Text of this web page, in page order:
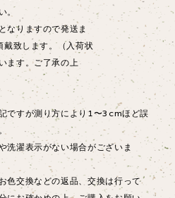
。
なりますので発送ま
致します。（入荷状
ます。ご了承の上
ですが測り方により1〜3cmほど誤
洗濯表示がない場合がございま
色交換などの返品、交換は行って